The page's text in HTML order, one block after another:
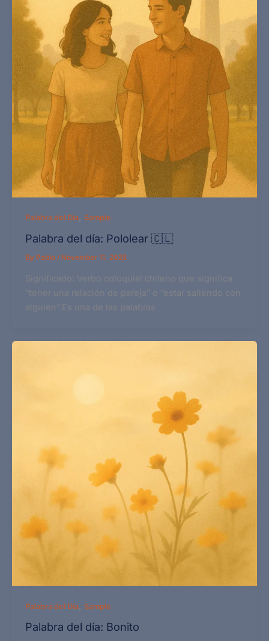
Palabra del Día, Sample
Palabra del día: Pololear 🇨🇱
By Pablo / November 11, 2025
Significado: Verbo coloquial chileno que significa
“tener una relación de pareja” o “estar saliendo con
alguien”.Es una de las palabras
Palabra del Día, Sample
Palabra del día: Bonito